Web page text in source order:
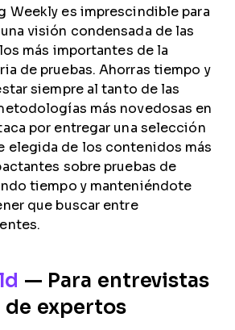
Weekly es imprescindible para
visión condensada de las
más importantes de la
de pruebas. Ahorras tiempo y
siempre al tanto de las
más novedosas en
por entregar una selección
elegida de los contenidos más
sobre pruebas de
tiempo y manteniéndote
que buscar entre
— Para entrevistas
de expertos